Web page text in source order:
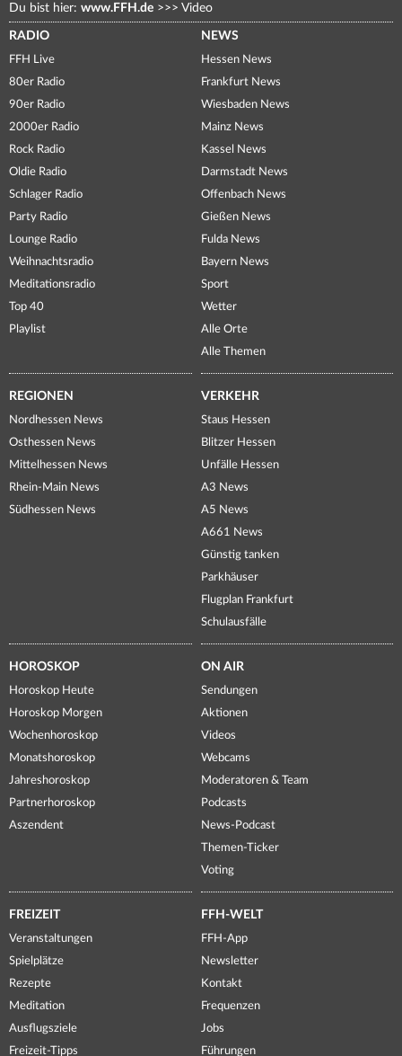
Du bist hier: www.FFH.de >>> Video
RADIO
FFH Live
80er Radio
90er Radio
2000er Radio
Rock Radio
Oldie Radio
Schlager Radio
Party Radio
Lounge Radio
Weihnachtsradio
Meditationsradio
Top 40
Playlist
NEWS
Hessen News
Frankfurt News
Wiesbaden News
Mainz News
Kassel News
Darmstadt News
Offenbach News
Gießen News
Fulda News
Bayern News
Sport
Wetter
Alle Orte
Alle Themen
REGIONEN
Nordhessen News
Osthessen News
Mittelhessen News
Rhein-Main News
Südhessen News
VERKEHR
Staus Hessen
Blitzer Hessen
Unfälle Hessen
A3 News
A5 News
A661 News
Günstig tanken
Parkhäuser
Flugplan Frankfurt
Schulausfälle
HOROSKOP
Horoskop Heute
Horoskop Morgen
Wochenhoroskop
Monatshoroskop
Jahreshoroskop
Partnerhoroskop
Aszendent
ON AIR
Sendungen
Aktionen
Videos
Webcams
Moderatoren & Team
Podcasts
News-Podcast
Themen-Ticker
Voting
FREIZEIT
Veranstaltungen
Spielplätze
Rezepte
Meditation
Ausflugsziele
Freizeit-Tipps
FFH-WELT
FFH-App
Newsletter
Kontakt
Frequenzen
Jobs
Führungen